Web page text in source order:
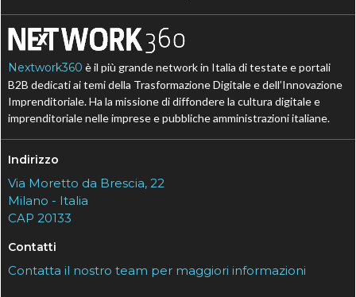
Nextwork360 è il più grande network in Italia di testate e portali
B2B dedicati ai temi della Trasformazione Digitale e dell’Innovazione
Imprenditoriale. Ha la missione di diffondere la cultura digitale e
imprenditoriale nelle imprese e pubbliche amministrazioni italiane.
Indirizzo
Via Moretto da Brescia, 22
Milano - Italia
CAP 20133
Contatti
Contatta il nostro team per maggiori informazioni